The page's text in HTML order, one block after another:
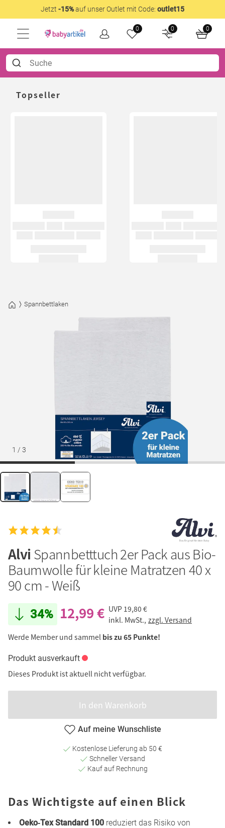
Jetzt -15%auf unser Outlet mit Code: outlet15
0 0 0
Topseller
Spannbettlaken
1 / 3
AlviSpannbetttuch 2er Pack aus Bio-
Baumwolle für kleine Matratzen 40 x
90 cm - Weiß
34% 12,99 € UVP 19,80 €
inkl. MwSt., zzgl. Versand
Werde Member und sammel bis zu 65 Punkte!
Produkt ausverkauft
Dieses Produkt ist aktuell nicht verfügbar.
In den Warenkorb
Auf meine Wunschliste
Kostenlose Lieferung ab 50 €
Schneller Versand
Kauf auf Rechnung
Das Wichtigste auf einen Blick
Oeko‑Tex Standard 100 reduziert das Risiko von